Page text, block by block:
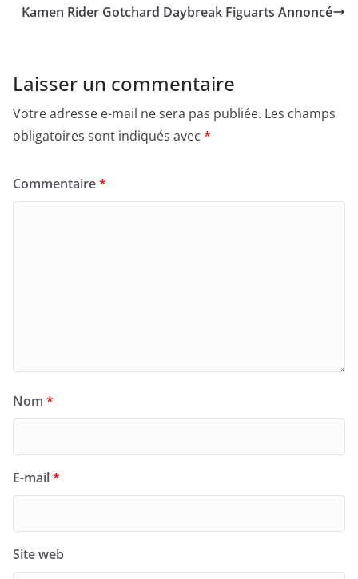
Kamen Rider Gotchard Daybreak Figuarts Annoncé
Laisser un commentaire
Votre adresse e-mail ne sera pas publiée. Les champs
obligatoires sont indiqués avec *
Commentaire*
Nom *
E-mail*
Site web